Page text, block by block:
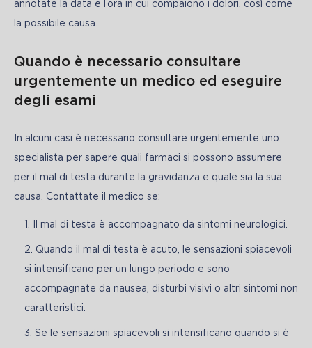
annotate la data e l’ora in cui compaiono i dolori, così come
la possibile causa.
Quando è necessario consultare
urgentemente un medico ed eseguire
degli esami
In alcuni casi è necessario consultare urgentemente uno
specialista per sapere quali farmaci si possono assumere
per il mal di testa durante la gravidanza e quale sia la sua
causa. Contattate il medico se:
Il mal di testa è accompagnato da sintomi neurologici.
Quando il mal di testa è acuto, le sensazioni spiacevoli
si intensificano per un lungo periodo e sono
accompagnate da nausea, disturbi visivi o altri sintomi non
caratteristici.
Se le sensazioni spiacevoli si intensificano quando si è